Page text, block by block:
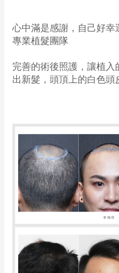
心中滿是感謝，自己好幸
專業植髮團隊
完善的術後照護，讓植入
出新髮，頭頂上的白色頭